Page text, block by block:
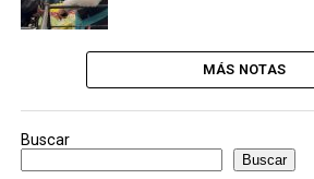
MÁS NOTAS
Buscar
Buscar